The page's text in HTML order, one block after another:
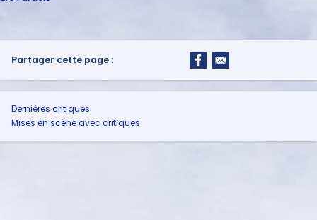
Partager cette page :
Dernières critiques
Mises en scène avec critiques